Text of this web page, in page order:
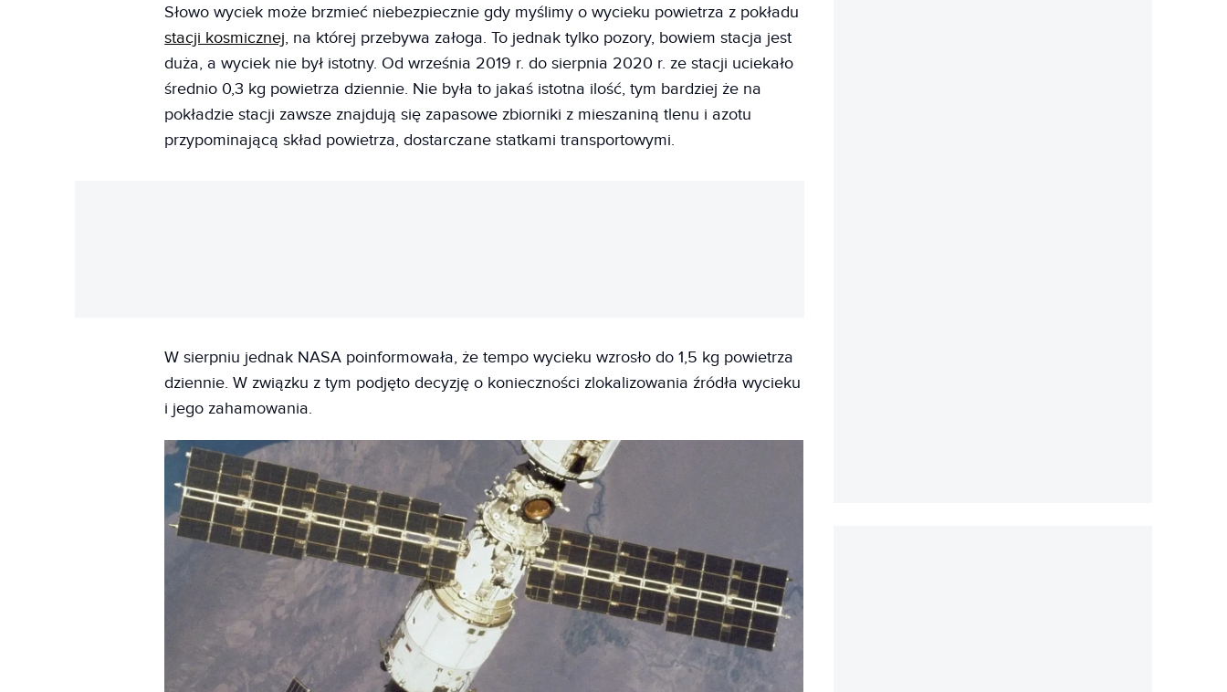
Słowo wyciek może brzmieć niebezpiecznie gdy myślimy o wycieku powietrza z pokładu
stacji kosmicznej, na której przebywa załoga. To jednak tylko pozory, bowiem stacja jest
duża, a wyciek nie był istotny. Od września 2019 r. do sierpnia 2020 r. ze stacji uciekało
średnio 0,3 kg powietrza dziennie. Nie była to jakaś istotna ilość, tym bardziej że na
pokładzie stacji zawsze znajdują się zapasowe zbiorniki z mieszaniną tlenu i azotu
przypominającą skład powietrza, dostarczane statkami transportowymi.
W sierpniu jednak NASA poinformowała, że tempo wycieku wzrosło do 1,5 kg powietrza
dziennie. W związku z tym podjęto decyzję o konieczności zlokalizowania źródła wycieku
i jego zahamowania.